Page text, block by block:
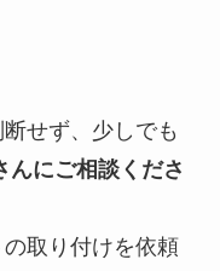
せず、少しでも
んにご相談くださ
取り付けを依頼